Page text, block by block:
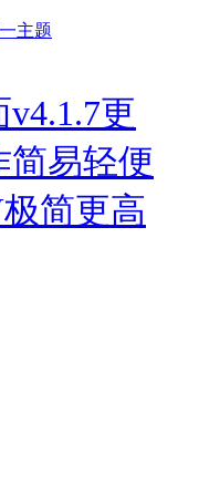
更
简易轻便
简更高